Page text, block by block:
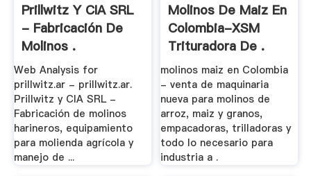
Prillwitz Y CIA SRL
- Fabricación De
Molinos .
Web Analysis for
prillwitz.ar - prillwitz.ar.
Prillwitz y CIA SRL -
Fabricación de molinos
harineros, equipamiento
para molienda agrícola y
manejo de ...
Molinos De Maiz En
Colombia-XSM
Trituradora De .
molinos maiz en Colombia
- venta de maquinaria
nueva para molinos de
arroz, maiz y granos,
empacadoras, trilladoras y
todo lo necesario para
industria a .